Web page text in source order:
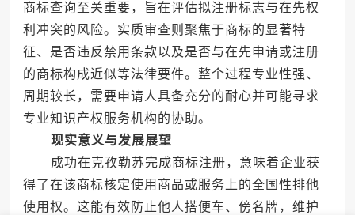
商标查询至关重要，旨在评估拟注册标志与在先权
利冲突的风险。实质审查则聚焦于商标的显著特
征、是否违反禁用条款以及是否与在先申请或注册
的商标构成近似等法律要件。整个过程专业性强、
周期较长，需要申请人具备充分的耐心并可能寻求
专业知识产权服务机构的协助。
现实意义与发展展望
成功在克孜勒苏完成商标注册，意味着企业获
得了在该商标核定使用商品或服务上的全国性排他
使用权。这能有效防止他人搭便车、傍名牌，维护